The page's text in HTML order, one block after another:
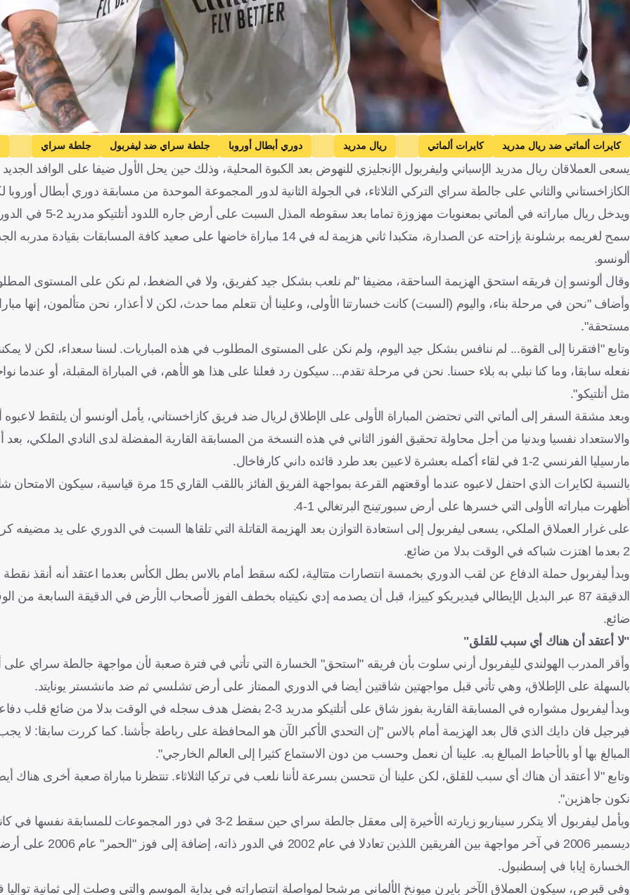
Getty Images
كايرات ألماتي ضد ريال مدريد كايرات ألماتي ريال مدريد دوري أبطال أوروبا جلطة سراي ضد ليفربول جلطة سراي
بافوس ضد بايرن ميونخ
بافوس بايرن ميونخ أتلتيكو مدريد ضد آينتراخت فرانكفورت أتلتيكو مدريد
آينتراخت فرانكفورت
إنتر ضد سلافيا براج
إنتر سلافيا براج تشيلسي ضد بنفيكا تشيلسي بنفيكا جوزيه مورينيو آرني سلوت
إسبانيا
إنجلترا ألمانيا إيطاليا البرتغال هولندا كرة قدم
يسعى العملاقان ريال مدريد الإسباني وليفربول الإنجليزي للنهوض بعد الكبوة المحلية، وذلك حين يحل الأول ضيفا على الوافد
الكازاخستاني والثاني على جالطة سراي التركي الثلاثاء، في الجولة الثانية لدور المجموعة الموحدة من مسابقة دوري أبطال أوروبا
ويدخل ريال مباراته في ألماتي بمعنويات مهزوزة
سمح لغريمه برشلونة بإزاحته عن الصدارة، متكبدا ثاني هزيمة له في 14 مباراة خاضها على صعيد كافة المسابقات
ألونسو.
وقال ألونسو إن فريقه استحق الهزيمة الساحقة، مضيفا "لم نلعب بشكل جيد كفريق، ولا في الضغط، لم نكن على المستوى
وأضاف "نحن في مرحلة بناء، واليوم (السبت) كانت خسارتنا الأولى، وعلينا أن نتعلم مما حدث، لكن لا أعذار، نحن متألمون، إنها
مستحقة".
وتابع "افتقرنا إلى القوة... لم ننافس بشكل جيد اليوم، ولم نكن على المستوى المطلوب في هذه المباريات. لسنا سعداء، لكن لا
نفعله سابقا، وما كنا نبلي به بلاء حسنا. نحن في مرحلة تقدم... سيكون رد فعلنا على هذا هو الأهم، في المباراة المقبلة، أو عندما
مثل أتلتيكو".
وبعد مشقة السفر إلى ألماتي التي تحتضن المباراة الأولى على الإطلاق لريال ضد فريق كازاخستاني، يأمل ألونسو أن يلتقط لاعبوه
والاستعداد نفسيا وبدنيا من أجل محاولة تحقيق الفوز الثاني في هذه النسخة من المسابقة القارية المفضلة لدى النادي الملكي،
مارسيليا الفرنسي 2-1 في لقاء أكمله بعشرة لاعبين بعد طرد قائده داني كارفاخال.
بالنسبة لكايرات الذي احتفل لاعبوه عندما أوقعتهم القرعة بمواجهة الفريق الفائز باللقب القاري 15 مرة
أظهرت مباراته الأولى التي خسرها على أرض سبورتينج البرتغالي 1-4.
2 بعدما اهتزت شباكه في الوقت بدلا من ضائع.
وبدأ ليفربول حملة الدفاع عن لقب الدوري بخمسة انتصارات متتالية، لكنه سقط أمام بالاس بطل الكأس بعدما اعتقد أنه أنقذ نقطة
الدقيقة 87 عبر البديل الإيطالي فيديريكو كييزا، قبل أن يصدمه إدي نكيتياه بخطف الفوز لأصحاب الأرض في الدقيقة السابعة من
ضائع.
"لا أعتقد أن هناك أي سبب للقلق"
وأقر المدرب الهولندي لليفربول أرني سلوت بأن فريقه "استحق" الخسارة التي تأتي في فترة صعبة لأن مواجهة جالطة سراي
بالسهلة على الإطلاق، وهي تأتي قبل مواجهتين شاقتين أيضا في الدوري الممتاز على أرض تشلسي ثم ضد مانشستر يونايتد.
وبدأ ليفربول مشواره في المسابقة القارية بفوز شاق على أتلتيكو مدريد 3-2 بفضل هدف سجله في الوقت بدلا من
فيرجيل فان دايك الذي قال بعد الهزيمة أمام بالاس "إن التحدي الأكبر الآن هو المحافظة على رباطة جأشنا. كما كررت سابقا: لا
المبالغ بها أو بالأحباط المبالغ به. علينا أن نعمل وحسب من دون الاستماع كثيرا إلى العالم الخارجي".
وتابع "لا أعتقد أن هناك أي سبب للقلق، لكن علينا أن نتحسن بسرعة لأننا نلعب في تركيا الثلاثاء. تنتظرنا مباراة صعبة أخرى هناك
نكون جاهزين".
ويأمل ليفربول ألا يتكرر سيناريو زيارته الأخيرة إلى معقل جالطة سراي حين سقط 2-3 في دور المجموعات
الخسارة إيابا في إسطنبول.
وفي قبرص، سيكون العملاق الآخر بايرن ميونخ الألماني مرشحا لمواصلة انتصاراته في بداية الموسم والتي وصلت إلى ثمانية